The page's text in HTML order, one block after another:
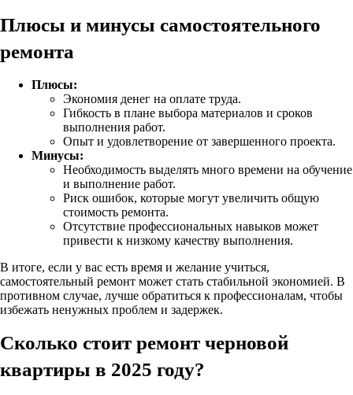
Плюсы и минусы самостоятельного
ремонта
Плюсы:
Экономия денег на оплате труда.
Гибкость в плане выбора материалов и сроков
выполнения работ.
Опыт и удовлетворение от завершенного проекта.
Минусы:
Необходимость выделять много времени на обучение
и выполнение работ.
Риск ошибок, которые могут увеличить общую
стоимость ремонта.
Отсутствие профессиональных навыков может
привести к низкому качеству выполнения.
В итоге, если у вас есть время и желание учиться,
самостоятельный ремонт может стать стабильной экономией. В
противном случае, лучше обратиться к профессионалам, чтобы
избежать ненужных проблем и задержек.
Сколько стоит ремонт черновой
квартиры в 2025 году?